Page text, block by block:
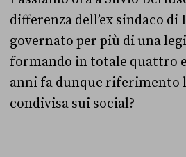
differenza dell’ex sindaco di
governato per più di una
formando in totale quattro
anni fa dunque riferimento
condivisa sui social?